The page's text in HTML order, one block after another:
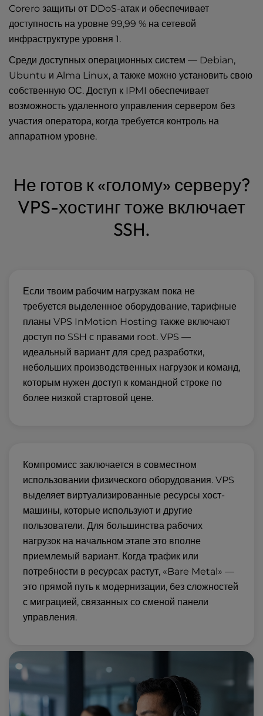
Corero защиты от DDoS-атак и обеспечивает
доступность на уровне 99,99 % на сетевой
инфраструктуре уровня 1.
Среди доступных операционных систем — Debian,
Ubuntu и Alma Linux, а также можно установить свою
собственную ОС. Доступ к IPMI обеспечивает
возможность удаленного управления сервером без
участия оператора, когда требуется контроль на
аппаратном уровне.
Не готов к «голому» серверу?
VPS-хостинг тоже включает
SSH.
Если твоим рабочим нагрузкам пока не
требуется выделенное оборудование, тарифные
планы VPS InMotion Hosting также включают
доступ по SSH с правами root. VPS —
идеальный вариант для сред разработки,
небольших производственных нагрузок и команд,
которым нужен доступ к командной строке по
более низкой стартовой цене.
Компромисс заключается в совместном
использовании физического оборудования. VPS
выделяет виртуализированные ресурсы хост-
машины, которые используют и другие
пользователи. Для большинства рабочих
нагрузок на начальном этапе это вполне
приемлемый вариант. Когда трафик или
потребности в ресурсах растут, «Bare Metal» —
это прямой путь к модернизации, без сложностей
с миграцией, связанных со сменой панели
управления.